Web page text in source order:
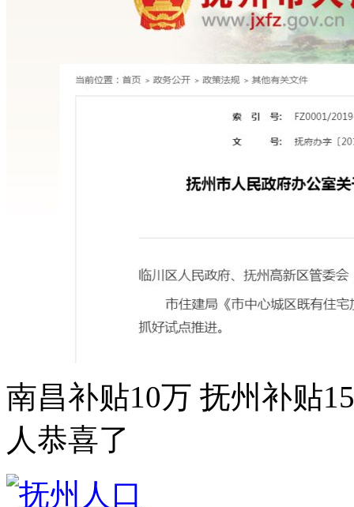
南昌补贴10万 抚州补贴
人恭喜了